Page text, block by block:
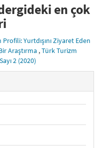
en çok
Yurtdışını Ziyaret Eden
Araştırma ,Türk Turizm
2 (2020)